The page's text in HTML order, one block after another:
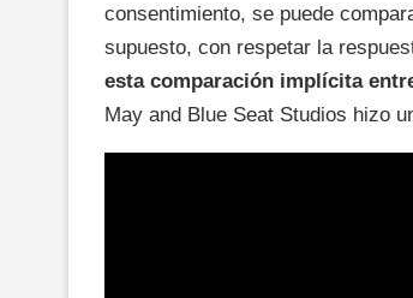
consentimiento, se puede
supuesto, con respetar la
esta comparación implícita
May and Blue Seat Studios hizo